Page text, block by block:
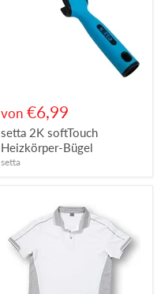
von €6,99
setta 2K softTouch
Heizkörper-Bügel
setta